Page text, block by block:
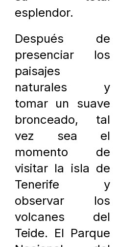
esplendor.
Después de
presenciar los
paisajes
naturales y
tomar un suave
bronceado, tal
vez sea el
momento de
visitar la isla de
Tenerife y
observar los
volcanes del
Teide. El Parque